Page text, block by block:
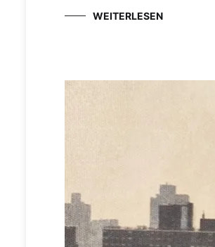
WEITERLESEN